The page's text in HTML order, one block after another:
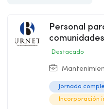
Personal
comunidades
Destacado
Jornada
Incorporación